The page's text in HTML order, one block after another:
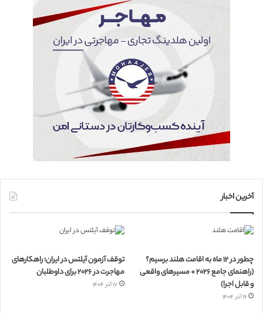
آخرین اخبار
چطور در ۱۲ ماه به اقامت هلند برسیم؟
(راهنمای جامع ۲۰۲۶ + مسیرهای واقعی
و قابل اجرا)
۱۹ آذر ۱۴۰۴
توقف آزمون آیلتس در ایران؛ راهکارهای
مهاجرت در ۲۰۲۶ برای داوطلبان
۱۷ آذر ۱۴۰۴